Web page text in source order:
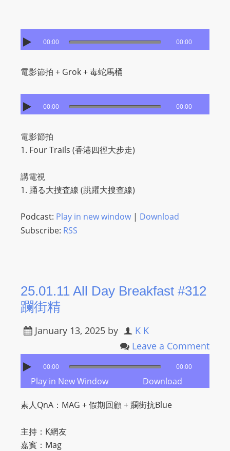
00:00 00:00
電影節拍 + Grok + 毒蛇馬桶
00:00 00:00
電影節拍
1. Four Trails (香港四徑大步走)
講電視
1. 踊る大捜査線 (跳躍大搜查線)
Podcast: Play in new window| Download
Subscribe: RSS
25.01.11 All Day Breakfast #312
躝街精
January 13, 2025 by
K K
Leave a Comment
00:00 00:00
Play in New Window Download
素人QnA：MAG + 假期回顧 + 躝街抗Blue
主持：K網友
嘉賓：Mag